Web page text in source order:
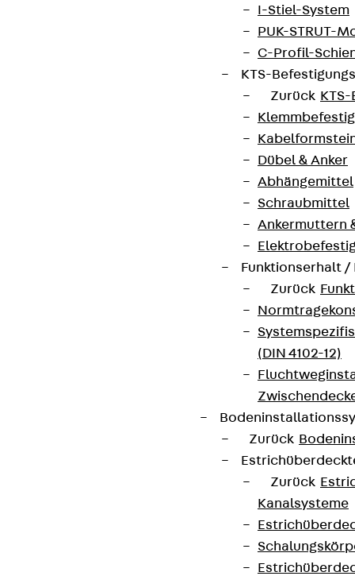
I-Stiel-System
PUK-STRUT-
C-Profil-
KTS-
Zurück
Dübel & Anker
Abhängemittel
Schraubmittel
Ankermuttern
Funktionserhalt
Zurück
(DIN 4102-12)
Zurück
Zurück
Kanalsysteme